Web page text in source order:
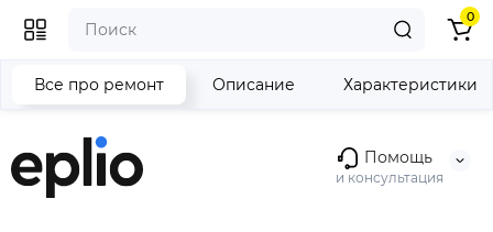
Помощь
и консультация
0
Все про ремонт Описание Характеристики